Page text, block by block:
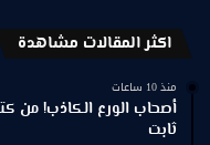
اكثر المقالات مشاهدة
منذ 10 ساعات
أصحاب الورع الكاذب! من
ثابت